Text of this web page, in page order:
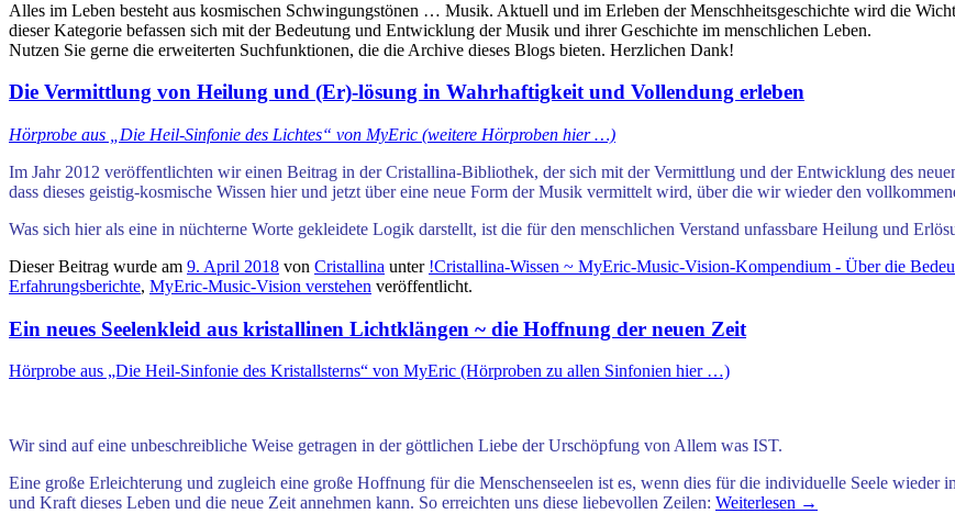
Alles im Leben besteht aus kosmischen Schwingungstönen … Musik. Aktuell und im Erleben der Menschheitsgeschichte wird die
dieser Kategorie befassen sich mit der Bedeutung und Entwicklung der Musik und ihrer Geschichte im menschlichen Leben.
Nutzen Sie gerne die erweiterten Suchfunktionen, die die Archive dieses Blogs bieten. Herzlichen Dank!
Die Vermittlung von Heilung und (Er)-lösung in Wahrhaftigkeit und Vollendung erleben
Hörprobe aus „Die Heil-Sinfonie des Lichtes“ von MyEric (weitere Hörproben hier …)
Im Jahr 2012 veröffentlichten wir einen Beitrag in der Cristallina-Bibliothek, der sich mit der Vermittlung und der Entwicklung des
dass dieses geistig-kosmische Wissen hier und jetzt über eine neue Form der Musik vermittelt wird, über die wir wiederden
Was sich hier als eine in nüchterne Worte gekleidete Logik darstellt, ist die für den menschlichen Verstand unfassbare Heilung und
Dieser Beitrag wurde am 9. April 2018 von Cristallina unter !Cristallina-Wissen ~ MyEric-Music-Vision-Kompendium - Über die
Erfahrungsberichte, MyEric-Music-Vision verstehen veröffentlicht.
Ein neues Seelenkleid aus kristallinen Lichtklängen ~ die Hoffnung der neuen Zeit
Hörprobe aus „Die Heil-Sinfonie des Kristallsterns“ von MyEric (Hörproben zu allen Sinfonien hier …)
Wir sind auf eine unbeschreibliche Weise getragen in der göttlichen Liebe der Urschöpfung von Allem was IST.
Eine große Erleichterung und zugleich eine große Hoffnung für die Menschenseelen ist es, wenn dies für die individuelle Seele wieder
und Kraft dieses Leben und die neue Zeit annehmen kann. So erreichten uns diese liebevollen Zeilen: Weiterlesen →